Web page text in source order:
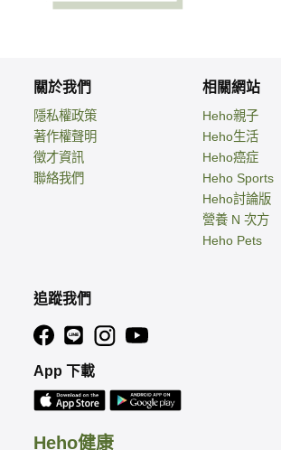
Heho健康
關於我們
隱私權政策
著作權聲明
徵才資訊
聯絡我們
相關網站
Heho親子
Heho生活
Heho癌症
Heho Sports
Heho討論版
營養 N 次方
Heho Pets
追蹤我們
App 下載